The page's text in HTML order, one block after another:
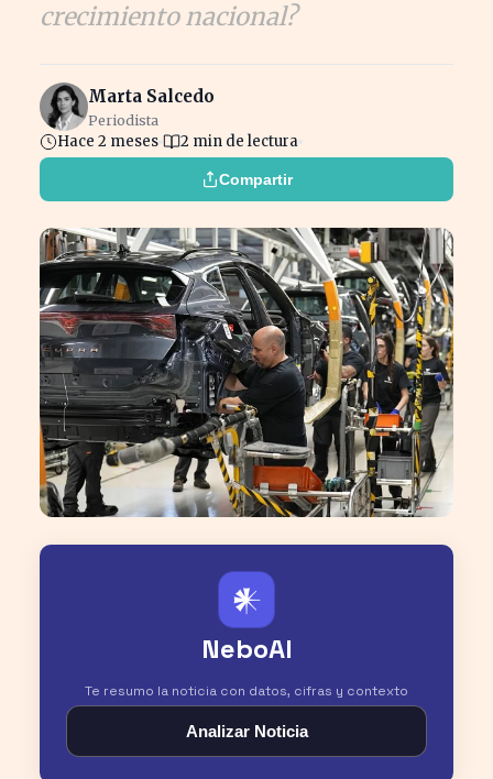
crecimiento nacional?
Marta Salcedo
Periodista
Hace 2 meses 2 min de lectura
Compartir
𒀭
NeboAI
Te resumo la noticia con datos, cifras y contexto
Analizar Noticia